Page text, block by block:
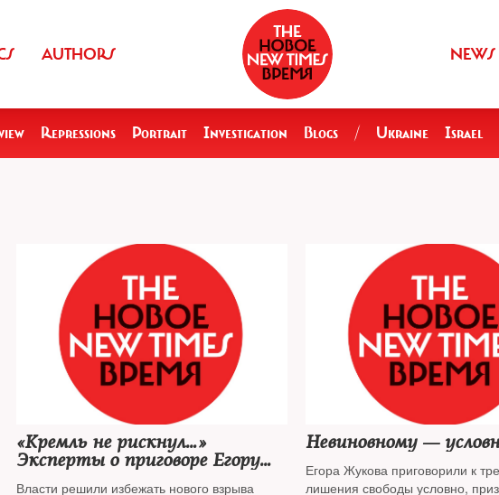
AUTHORS NEWS
Repressions Portrait Investigation Blogs / Ukraine Israel
«Кремль не рискнул…»
Эксперты о приговоре Егору
Жукову
Власти решили избежать нового взрыва
Невиновному —
Егора Жукова приговорили к
лишения свободы условно,